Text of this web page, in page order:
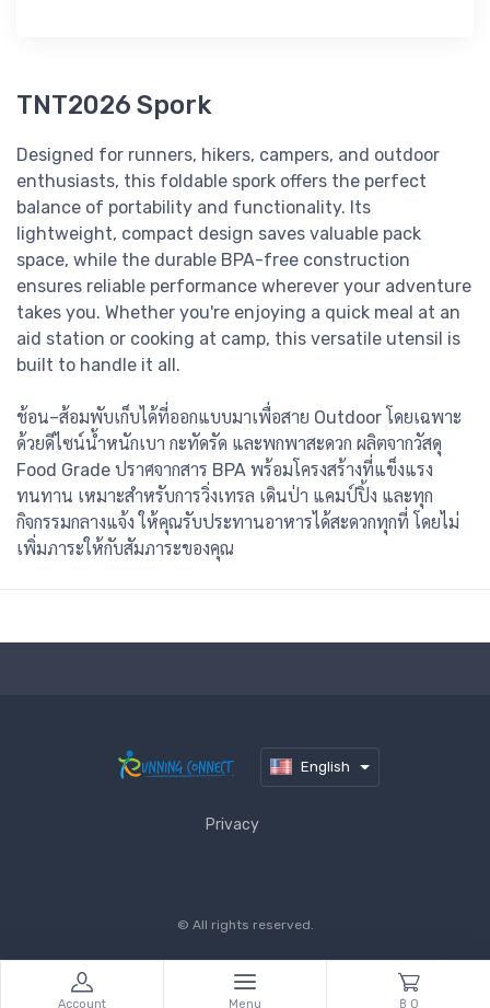
TNT2026 Spork
Designed for runners, hikers, campers, and outdoor
enthusiasts, this foldable spork offers the perfect
balance of portability and functionality. Its
lightweight, compact design saves valuable pack
space, while the durable BPA-free construction
ensures reliable performance wherever your adventure
takes you. Whether you're enjoying a quick meal at an
aid station or cooking at camp, this versatile utensil is
built to handle it all.
ช้อน–ส้อมพับเก็บได้ที่ออกแบบมาเพื่อสาย Outdoor โดยเฉพาะ
ด้วยดีไซน์น้ำหนักเบา กะทัดรัด และพกพาสะดวก ผลิตจากวัสดุ
Food Grade ปราศจากสาร BPA พร้อมโครงสร้างที่แข็งแรง
ทนทาน เหมาะสำหรับการวิ่งเทรล เดินป่า แคมป์ปิ้ง และทุก
กิจกรรมกลางแจ้ง ให้คุณรับประทานอาหารได้สะดวกทุกที่ โดยไม่
เพิ่มภาระให้กับสัมภาระของคุณ
English
Privacy
© All rights reserved.
Account Menu ฿ 0